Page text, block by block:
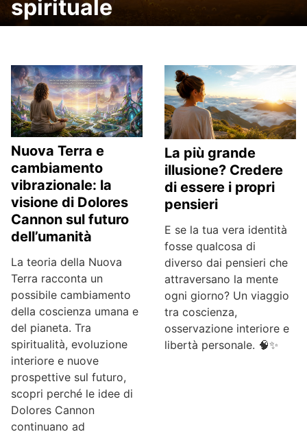
spirituale
Nuova Terra e
cambiamento
vibrazionale: la
visione di Dolores
Cannon sul futuro
dell’umanità
La teoria della Nuova
Terra racconta un
possibile cambiamento
della coscienza umana e
del pianeta. Tra
spiritualità, evoluzione
interiore e nuove
prospettive sul futuro,
scopri perché le idee di
Dolores Cannon
continuano ad
La più grande
illusione? Credere
di essere i propri
pensieri
E se la tua vera identità
fosse qualcosa di
diverso dai pensieri che
attraversano la mente
ogni giorno? Un viaggio
tra coscienza,
osservazione interiore e
libertà personale. 🧠✨